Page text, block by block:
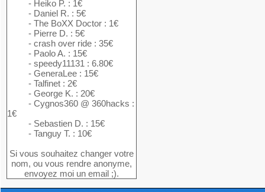
- Heiko P. : 1€
- Daniel R. : 5€
- The BoXX Doctor : 1€
- Pierre D. : 5€
- crash over ride : 35€
- Paolo A. : 15€
- speedy11131 : 6.80€
- GeneraLee : 15€
- Talfinet : 2€
- George K. : 20€
- Cygnos360 @ 360hacks :
1€
- Sebastien D. : 15€
- Tanguy T. : 10€
Si vous souhaitez changer votre
nom, ou vous rendre anonyme,
envoyez moi un email ;).